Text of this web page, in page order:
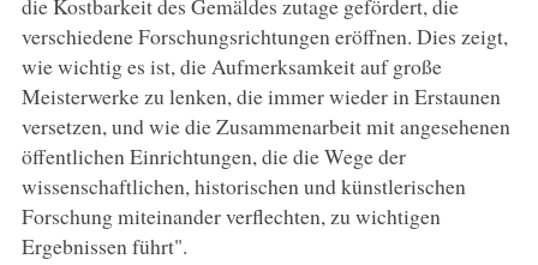
verschiedene Forschungsrichtungen eröffnen. Dies zeigt,
wie wichtig es ist, die Aufmerksamkeit auf große
Meisterwerke zu lenken, die immer wieder in Erstaunen
versetzen, und wie die Zusammenarbeit mit angesehenen
öffentlichen Einrichtungen, die die Wege der
wissenschaftlichen, historischen und künstlerischen
Forschung miteinander verflechten, zu wichtigen
Ergebnissen führt".